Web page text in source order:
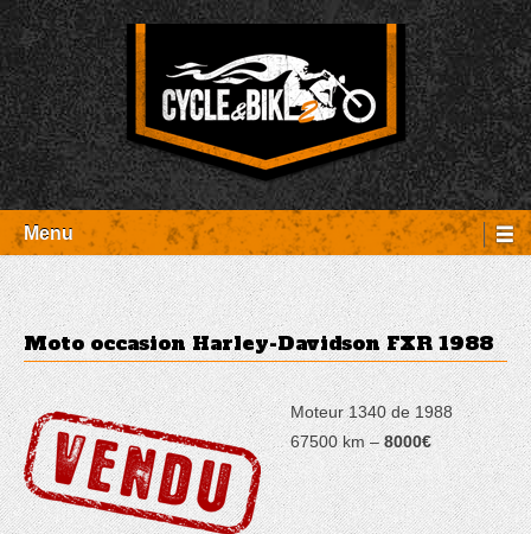
Aller
au
contenu
Cycle et Bike
Entretien Harley-Davidson, préparation et custom, boutique, pièces
détachées Rambouillet
Menu
Moto occasion Harley-Davidson FXR 1988
Moteur 1340 de 1988
67500 km –8000€
Panneau de gestion des cookies